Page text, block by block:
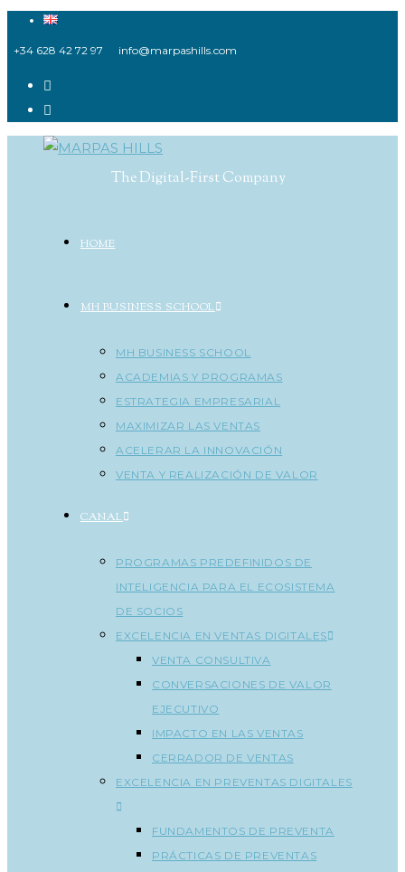
al
+34 628 42 72 97 info@marpashills.com
The Digital-First Company
HOME
MH BUSINESS SCHOOL
MH BUSINESS SCHOOL
ACADEMIAS Y PROGRAMAS
ESTRATEGIA EMPRESARIAL
MAXIMIZAR LAS VENTAS
ACELERAR LA INNOVACIÓN
VENTA Y REALIZACIÓN DE VALOR
CANAL
PROGRAMAS PREDEFINIDOS DE
INTELIGENCIA PARA EL ECOSISTEMA
DE SOCIOS
EXCELENCIA EN VENTAS DIGITALES
VENTA CONSULTIVA
CONVERSACIONES DE VALOR
EJECUTIVO
IMPACTO EN LAS VENTAS
CERRADOR DE VENTAS
EXCELENCIA EN PREVENTAS DIGITALES
FUNDAMENTOS DE PREVENTA
PRÁCTICAS DE PREVENTAS